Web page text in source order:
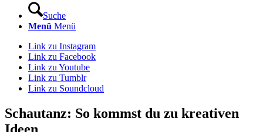
Suche
Menü Menü
Link zu Instagram
Link zu Facebook
Link zu Youtube
Link zu Tumblr
Link zu Soundcloud
Schautanz: So kommst du zu kreativen